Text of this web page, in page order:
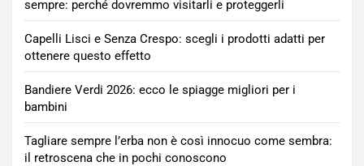
sempre: perché dovremmo visitarli e proteggerli
Capelli Lisci e Senza Crespo: scegli i prodotti adatti per
ottenere questo effetto
Bandiere Verdi 2026: ecco le spiagge migliori per i
bambini
Tagliare sempre l’erba non è così innocuo come sembra:
il retroscena che in pochi conoscono